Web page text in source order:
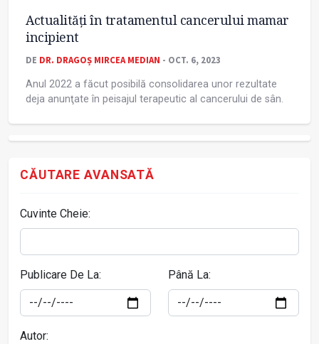
Actualităţi în tratamentul cancerului mamar
incipient
DE DR. DRAGOȘ MIRCEA MEDIAN - OCT. 6, 2023
Anul 2022 a făcut posibilă consolidarea unor rezultate
deja anunţate în peisajul terapeutic al cancerului de sân.
CĂUTARE AVANSATĂ
Cuvinte Cheie:
Publicare De La: Până La:
Autor: